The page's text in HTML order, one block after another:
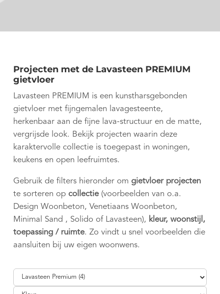
Projecten met de Lavasteen PREMIUM
gietvloer
Lavasteen PREMIUM is een kunstharsgebonden
gietvloer met fijngemalen lavagesteente,
herkenbaar aan de fijne lava-structuur en de matte,
vergrijsde look. Bekijk projecten waarin deze
karaktervolle collectie is toegepast in woningen,
keukens en open leefruimtes.
Gebruik de filters hieronder omgietvloer projecten
te sorteren opcollectie(voorbeelden van o.a.
Design Woonbeton, Venetiaans Woonbeton,
Minimal Sand , Solido of Lavasteen), kleur, woonstijl,
toepassing / ruimte. Zo vindt u snel voorbeelden die
aansluiten bij uw eigen woonwens.